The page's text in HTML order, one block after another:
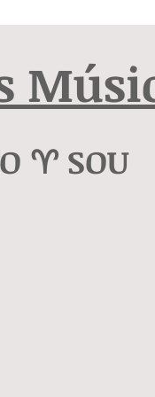
♈️ SOU